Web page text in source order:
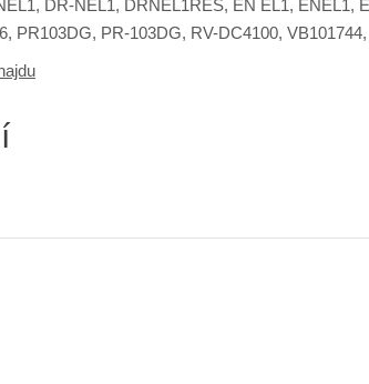
DR-NEL1, DRNEL1RES, EN EL1, ENEL1,
PR103DG, PR-103DG, RV-DC4100, VB101744,